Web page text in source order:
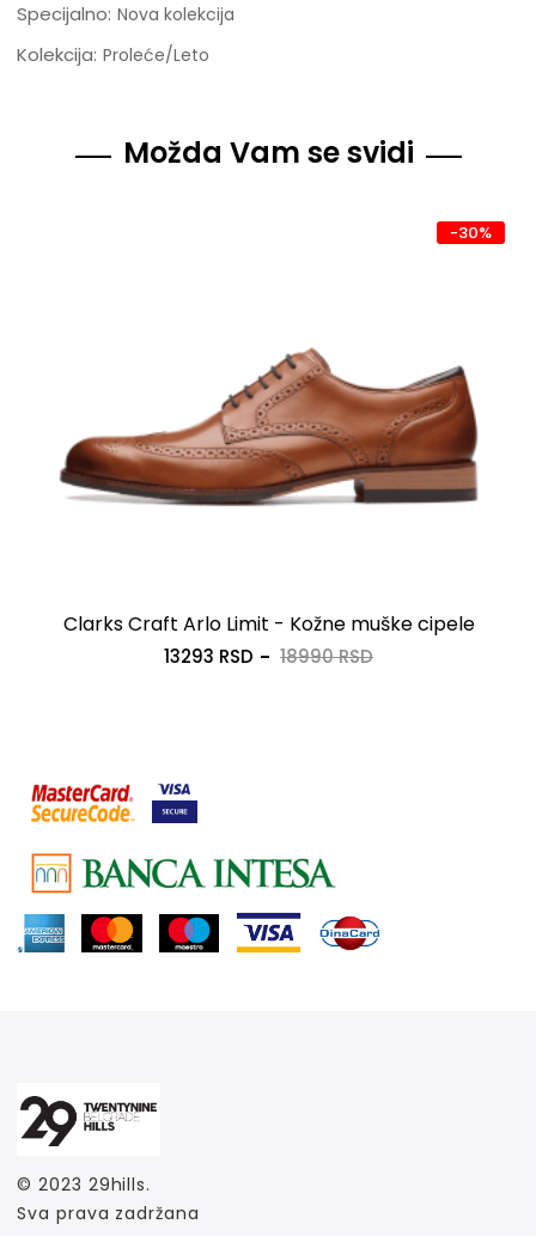
Specijalno: Nova kolekcija
Kolekcija: Proleće/Leto
Možda Vam se svidi
-30%
Clarks Craft Arlo Limit - Kožne muške cipele
13293 RSD 18990 RSD
© 2023 29hills.
Sva prava zadržana